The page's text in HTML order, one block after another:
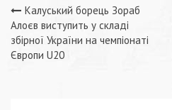
Навігація
записів
Калуський борець Зораб
Алоєв виступить у складі
збірної України на чемпіонаті
Європи U20